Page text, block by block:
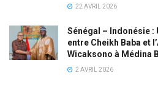
22 AVRIL 2026
Sénégal – Indonésie
entre Cheikh Baba et
Wicaksono à Médina
2 AVRIL 2026